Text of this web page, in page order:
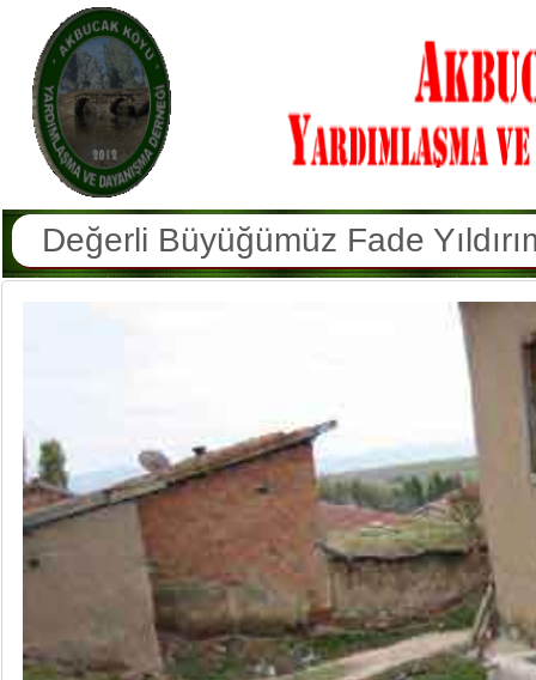
Değerli Büyüğümüz İbrahim
Değerli Büyüğümüz Hatun
Köyümüz Sakinlerinden Hamdi
Değerli Büyüğümüz Şekernaz
Değerli Büyüğümüz Azmi
Değerli Büyüğümüz Memduha
Değerli Büyüğümüz Osman
Değerli Büyüğümüz Bilal-
Değerli Büyüğümüz Fade